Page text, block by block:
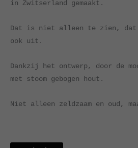
in Zwitserland gemaakt.
Dat is niet alleen te zien,
ook uit.
Dankzij het ontwerp, door de
met stoom gebogen hout.
Niet alleen zeldzaam en oud,